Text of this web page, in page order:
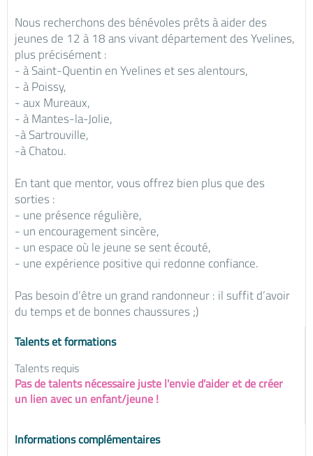
Nous recherchons des bénévoles prêts à aider des
jeunes de 12 à 18 ans vivant département des Yvelines,
plus précisément :
- à Saint-Quentin en Yvelines et ses alentours,
- à Poissy,
- aux Mureaux,
- à Mantes-la-Jolie,
-à Sartrouville,
-à Chatou.
En tant que mentor, vous offrez bien plus que des
sorties :
- une présence régulière,
- un encouragement sincère,
- un espace où le jeune se sent écouté,
- une expérience positive qui redonne confiance.
Pas besoin d’être un grand randonneur : il suffit d’avoir
du temps et de bonnes chaussures ;)
Talents et formations
Talents requis
Pas de talents nécessaire juste l'envie d'aider et de créer
un lien avec un enfant/jeune !
Informations complémentaires